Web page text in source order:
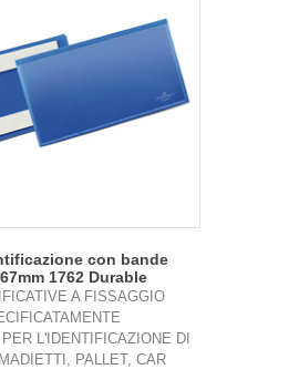
con bande
1762 Durable
A FISSAGGIO
L'IDENTIFICAZIONE DI
PALLET, CAR